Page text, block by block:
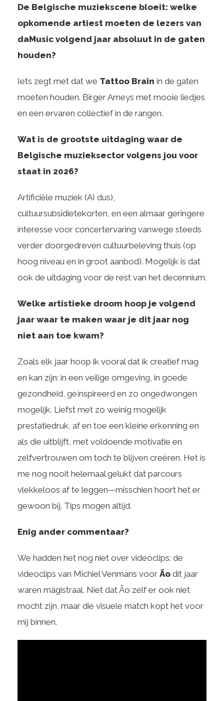
De Belgische muziekscene bloeit: welke
opkomende artiest moeten de lezers van
daMusic volgend jaar absoluut in de gaten
houden?
Iets zegt met dat we Tattoo Brain in de gaten
moeten houden. Birger Ameys met mooie liedjes
en een ervaren collectief in de rangen.
Wat is de grootste uitdaging waar de
Belgische muzieksector volgens jou voor
staat in 2026?
Artificiële muziek (AI dus),
cultuursubsidietekorten, en een almaar geringere
interesse voor concertervaring vanwege steeds
verder doorgedreven cultuurbeleving thuis (op
hoog niveau en in groot aanbod). Mogelijk is dat
ook de uitdaging voor de rest van het decennium.
Welke artistieke droom hoop je volgend
jaar waar te maken waar je dit jaar nog
niet aan toe kwam?
Zoals elk jaar hoop ik vooral dat ik creatief mag
en kan zijn: in een veilige omgeving, in goede
gezondheid, geïnspireerd en zo ongedwongen
mogelijk. Liefst met zo weinig mogelijk
prestatiedruk, af en toe een kleine erkenning en
als die uitblijft, met voldoende motivatie en
zelfvertrouwen om toch te blijven creëren. Het is
me nog nooit helemaal gelukt dat parcours
vlekkeloos af te leggen—misschien hoort het er
gewoon bij. Tips mogen altijd.
Enig ander commentaar?
We hadden het nog niet over videoclips: de
videoclips van Michiel Venmans voor Ão dit jaar
waren mágistraal. Niet dat Ão zelf er ook niet
mocht zijn, maar die visuele match kopt het voor
mij binnen.